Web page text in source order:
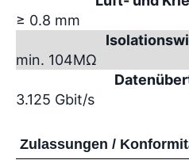
≥ 0.8 mm
min. 104MΩ
3.125 Gbit/s
Zulassungen /